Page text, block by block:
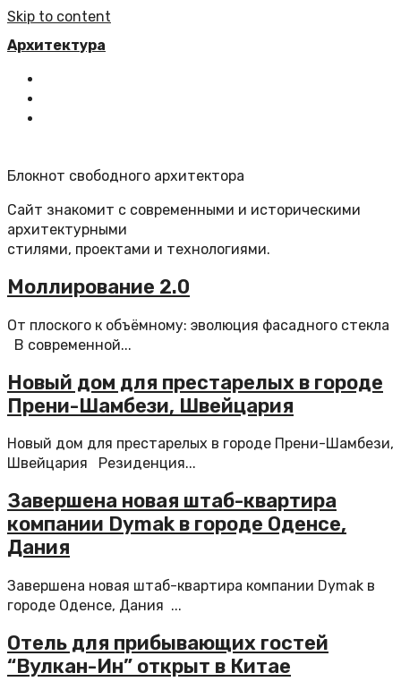
Skip to content
Архитектура
Блокнот свободного архитектора
Сайт знакомит с современными и историческими
архитектурными
стилями, проектами и технологиями.
Моллирование 2.0
От плоского к объёмному: эволюция фасадного стекла
В современной...
Новый дом для престарелых в городе
Прени-Шамбези, Швейцария
Новый дом для престарелых в городе Прени-Шамбези,
Швейцария Резиденция...
Завершена новая штаб-квартира
компании Dymak в городе Оденсе,
Дания
Завершена новая штаб-квартира компании Dymak в
городе Оденсе, Дания ...
Отель для прибывающих гостей
“Вулкан-Ин” открыт в Китае